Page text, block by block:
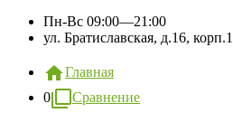
Пн-Вс 09:00—21:00
ул. Братиславская, д.16, корп.1
Главная
0
Сравнение